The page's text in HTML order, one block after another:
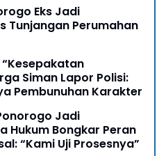
Eks Jadi
Tunjangan Perumahan
Siman Lapor Polisi:
Pembunuhan Karakter
Jadi
Hukum Bongkar Peran
“Kami Uji Prosesnya”